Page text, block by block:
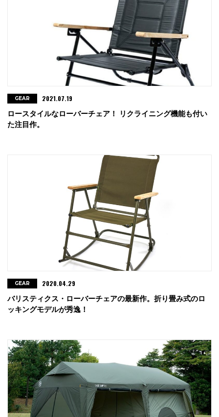
ロースタイルなローバーチェア！ リクライニング機能も付い
た注目作。
GEAR 2021.07.19
バリスティクス・ローバーチェアの最新作。折り畳み式のロ
ッキングモデルが秀逸！
GEAR 2020.04.29